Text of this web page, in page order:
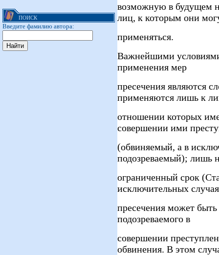
ПОИСК
Введите фамилию автора:
возможную в будущем
лиц, к которым они
применяться.
Важнейшими
применения мер
пресечения являются
применяются лишь к
отношении которых
совершении ими
(обвиняемый, а в
подозреваемый); лишь
ограниченный срок
исключительных
пресечения может
подозреваемого в
совершении
обвинения. В этом